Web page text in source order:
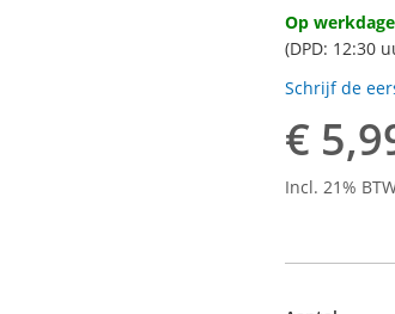
Op
(DPD: 12:30
Schrijf de
€
Incl. 21%